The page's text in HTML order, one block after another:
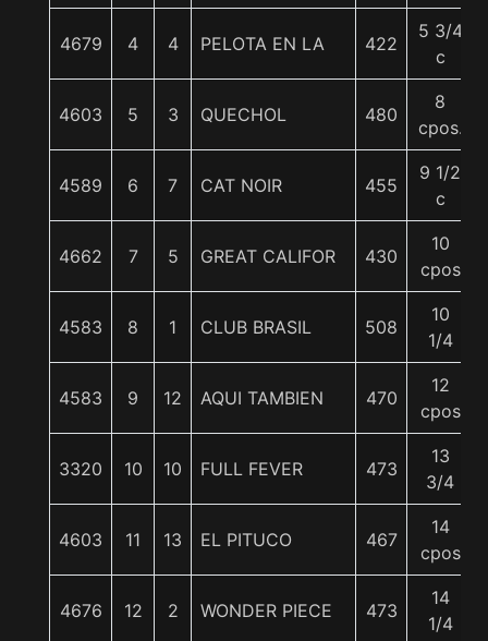
4679 4 4 PELOTA EN LA 422
5 3/4
c
4603 5 3 QUECHOL 480
8
cpos.
4589 6 7 CAT NOIR 455
9 1/2
c
4662 7 5 GREAT CALIFOR 430
10
cpos
4583 8 1 CLUB BRASIL 508
10
1/4
4583 9 12 AQUI TAMBIEN 470
12
cpos
3320 10 10 FULL FEVER 473
13
3/4
4603 11 13 EL PITUCO 467
14
cpos
4676 12 2 WONDER PIECE 473
14
1/4